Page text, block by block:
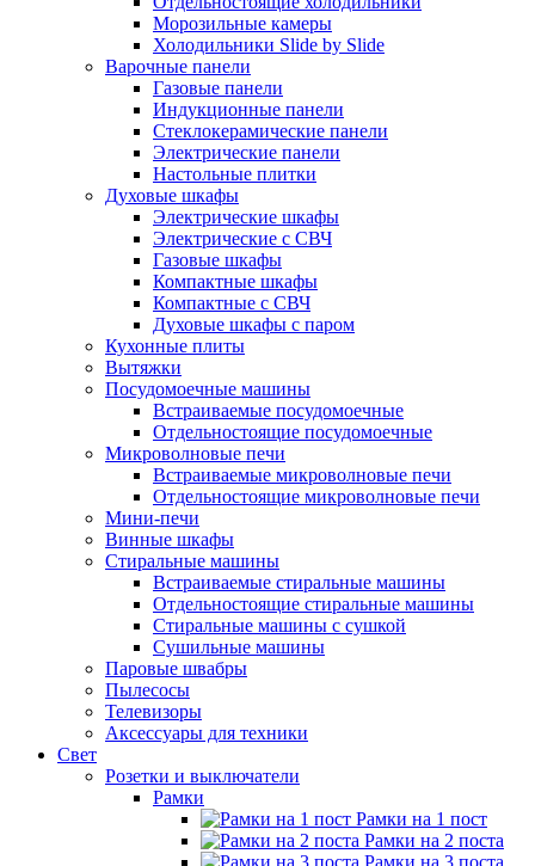
Морозильные камеры
Холодильники Slide by Slide
Варочные панели
Газовые панели
Индукционные панели
Стеклокерамические панели
Электрические панели
Настольные плитки
Духовые шкафы
Электрические шкафы
Электрические с СВЧ
Газовые шкафы
Компактные шкафы
Компактные с СВЧ
Духовые шкафы с паром
Кухонные плиты
Вытяжки
Посудомоечные машины
Встраиваемые посудомоечные
Отдельностоящие посудомоечные
Микроволновые печи
Встраиваемые микроволновые печи
Отдельностоящие микроволновые печи
Мини-печи
Винные шкафы
Стиральные машины
Встраиваемые стиральные машины
Отдельностоящие стиральные машины
Стиральные машины с сушкой
Сушильные машины
Паровые швабры
Пылесосы
Телевизоры
Аксессуары для техники
Свет
Розетки и выключатели
Рамки
Рамки на 1 пост
Рамки на 2 поста
Рамки на 3 поста